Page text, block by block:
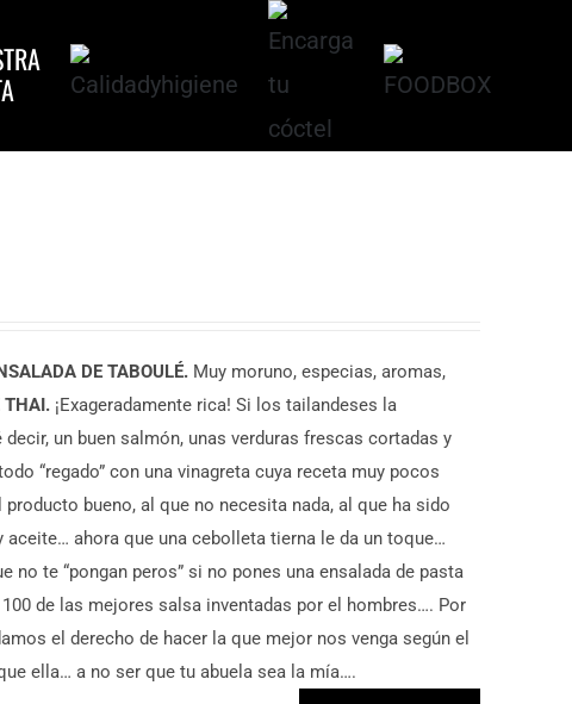
DE TABOULÉ. Muy moruno, especias, aromas,
THAI. ¡Exageradamente rica! Si los tailandeses la
decir, un buen salmón, unas verduras frescas cortadas y
“regado” con una vinagreta cuya receta muy pocos
producto bueno, al que no necesita nada, al que ha sido
ahora que una cebolleta tierna le da un toque…
no te “pongan peros” si no pones una ensalada de pasta
de las mejores salsa inventadas por el hombres…. Por
el derecho de hacer la que mejor nos venga según el
ella… a no ser que tu abuela sea la mía….